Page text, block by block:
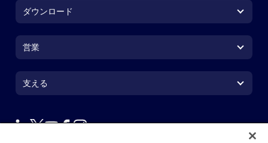
ダウンロード
Zoom Rooms アプリZoom Rooms アプリ
Zoom Rooms コントローラ
Outlook プラグイン
営業
営業担当にお問い合わせ
支える
支える